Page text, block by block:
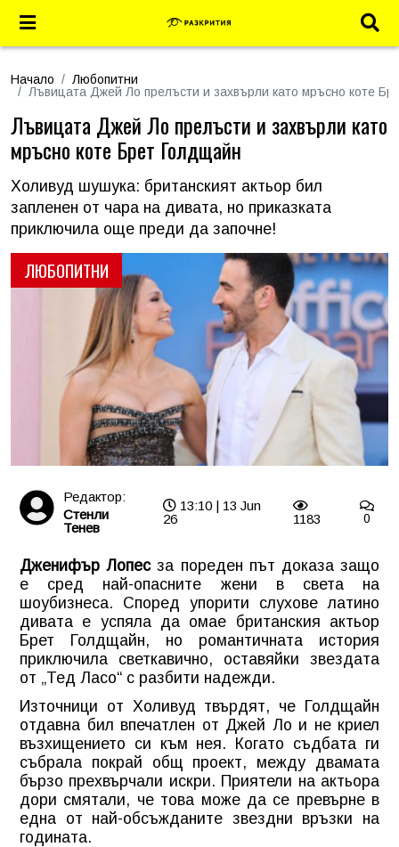
Начало
Любопитни
Лъвицата Джей Ло прелъсти и захвърли като мръсно коте
ЛЮБОПИТНИ
Лъвицата Джей Ло прелъсти и захвърли като
мръсно коте Брет Голдщайн
Холивуд шушука: британският актьор бил
запленен от чара на дивата, но приказката
приключила още преди да започне!
Редактор:
Стенли
Тенев
13:10 | 13 Jun
26
1183 0
Дженифър Лопесза пореден път доказа защо
е сред най-опасните жени в света на
шоубизнеса. Според упорити слухове латино
дивата е успяла да омае британския актьор
Брет Голдщайн, но романтичната история
приключила светкавично, оставяйки звездата
от „Тед Ласо“ с разбити надежди.
Източници от Холивуд твърдят, че Голдщайн
отдавна бил впечатлен от Джей Ло и не криел
възхищението си към нея. Когато съдбата ги
събрала покрай общ проект, между двамата
бързо прехвърчали искри. Приятели на актьора
дори смятали, че това може да се превърне в
една от най-обсъжданите звездни връзки на
годината.